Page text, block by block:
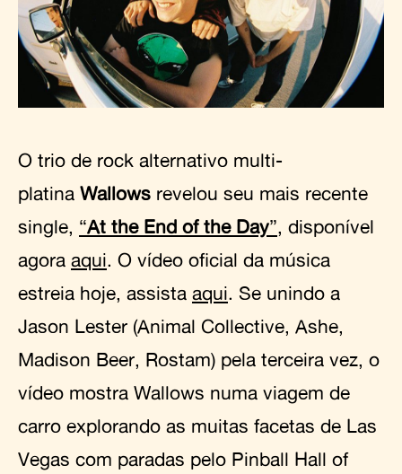
O trio de rock alternativo multi-
platina Wallows revelou seu mais recente
single, “At the End of the Day”, disponível
agora aqui. O vídeo oficial da música
estreia hoje, assista aqui. Se unindo a
Jason Lester (Animal Collective, Ashe,
Madison Beer, Rostam) pela terceira vez, o
vídeo mostra Wallows numa viagem de
carro explorando as muitas facetas de Las
Vegas com paradas pelo Pinball Hall of